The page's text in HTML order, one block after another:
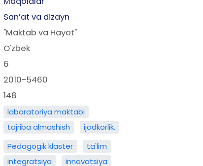
San’at va dizayn
"Maktab va Hayot"
O'zbek
6
2010-5460
148
laboratoriya maktabi
tajriba almashish
ijodkorlik.
Pedagogik klaster
ta'lim
integratsiya
innovatsiya